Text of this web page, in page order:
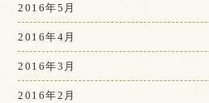
2016年5月
2016年4月
2016年3月
2016年2月